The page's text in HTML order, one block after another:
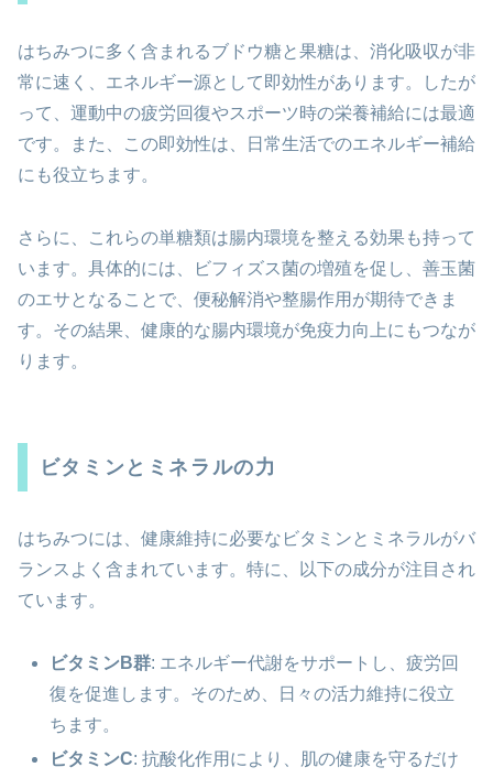
はちみつに多く含まれるブドウ糖と果糖は、消化吸収が非
常に速く、エネルギー源として即効性があります。したが
って、運動中の疲労回復やスポーツ時の栄養補給には最適
です。また、この即効性は、日常生活でのエネルギー補給
にも役立ちます。
さらに、これらの単糖類は腸内環境を整える効果も持って
います。具体的には、ビフィズス菌の増殖を促し、善玉菌
のエサとなることで、便秘解消や整腸作用が期待できま
す。その結果、健康的な腸内環境が免疫力向上にもつなが
ります。
ビタミンとミネラルの力
はちみつには、健康維持に必要なビタミンとミネラルがバ
ランスよく含まれています。特に、以下の成分が注目され
ています。
ビタミンB群: エネルギー代謝をサポートし、疲労回
復を促進します。そのため、日々の活力維持に役立
ちます。
ビタミンC: 抗酸化作用により、肌の健康を守るだけ